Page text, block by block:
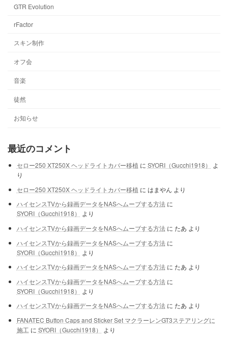
GTR Evolution
rFactor
スキン制作
オフ会
音楽
徒然
お知らせ
最近のコメント
セロー250 XT250X ヘッドライトカバー移植 に SYORI（Gucchi1918）
よ
り
セロー250 XT250X ヘッドライトカバー移植 に はまやん より
ハイセンスTVから録画データをNASへムーブする方法に
SYORI（Gucchi1918）
より
ハイセンスTVから録画データをNASへムーブする方法に たあ より
ハイセンスTVから録画データをNASへムーブする方法に
SYORI（Gucchi1918）
より
ハイセンスTVから録画データをNASへムーブする方法に たあ より
ハイセンスTVから録画データをNASへムーブする方法に
SYORI（Gucchi1918）
より
ハイセンスTVから録画データをNASへムーブする方法に たあ より
FANATEC Button Caps and Sticker Set マクラーレンGT3ステアリングに
施工 に SYORI（Gucchi1918）
より